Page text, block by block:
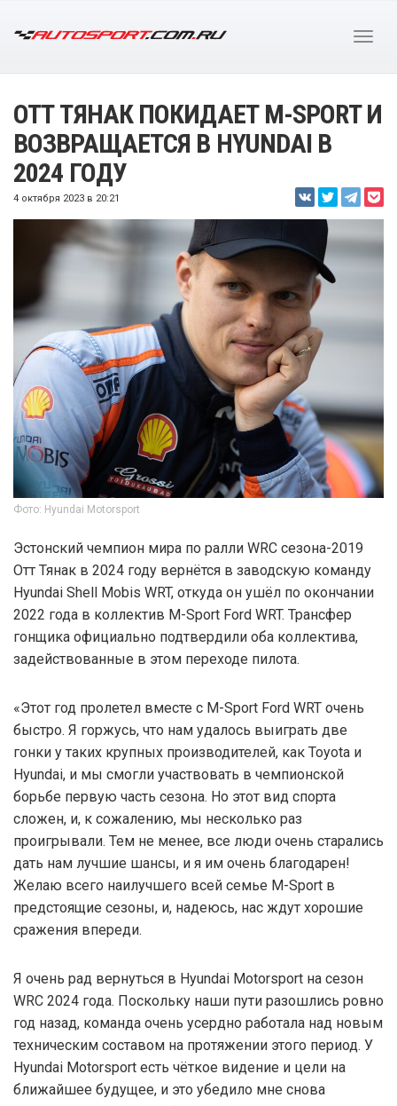
ОТТ ТЯНАК ПОКИДАЕТ M-SPORT И
ВОЗВРАЩАЕТСЯ В HYUNDAI В
2024 ГОДУ
4 октября 2023 в 20:21
Фото: Hyundai Motorsport
Эстонский чемпион мира по ралли WRC сезона-2019
Отт Тянак в 2024 году вернётся в заводскую команду
Hyundai Shell Mobis WRT, откуда он ушёл по окончании
2022 года в коллектив M-Sport Ford WRT. Трансфер
гонщика официально подтвердили оба коллектива,
задействованные в этом переходе пилота.
«Этот год пролетел вместе с M-Sport Ford WRT очень
быстро. Я горжусь, что нам удалось выиграть две
гонки у таких крупных производителей, как Toyota и
Hyundai, и мы смогли участвовать в чемпионской
борьбе первую часть сезона. Но этот вид спорта
сложен, и, к сожалению, мы несколько раз
проигрывали. Тем не менее, все люди очень старались
дать нам лучшие шансы, и я им очень благодарен!
Желаю всего наилучшего всей семье M-Sport в
предстоящие сезоны, и, надеюсь, нас ждут хорошие
сражения впереди.
Я очень рад вернуться в Hyundai Motorsport на сезон
WRC 2024 года. Поскольку наши пути разошлись ровно
год назад, команда очень усердно работала над новым
техническим составом на протяжении этого период. У
Hyundai Motorsport есть чёткое видение и цели на
ближайшее будущее, и это убедило мне снова